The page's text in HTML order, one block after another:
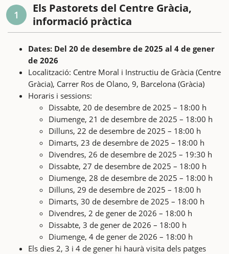
1
Els Pastorets del Centre Gràcia,
informació pràctica
Dates: Del 20 de desembre de 2025 al 4 de gener
de 2026
Localització: Centre Moral i Instructiu de Gràcia (Centre
Gràcia), Carrer Ros de Olano, 9, Barcelona (Gràcia)
Horaris i sessions:
Dissabte, 20 de desembre de 2025 – 18:00 h
Diumenge, 21 de desembre de 2025 – 18:00 h
Dilluns, 22 de desembre de 2025 – 18:00 h
Dimarts, 23 de desembre de 2025 – 18:00 h
Divendres, 26 de desembre de 2025 – 19:30 h
Dissabte, 27 de desembre de 2025 – 18:00 h
Diumenge, 28 de desembre de 2025 – 18:00 h
Dilluns, 29 de desembre de 2025 – 18:00 h
Dimarts, 30 de desembre de 2025 – 18:00 h
Divendres, 2 de gener de 2026 – 18:00 h
Dissabte, 3 de gener de 2026 – 18:00 h
Diumenge, 4 de gener de 2026 – 18:00 h
Els dies 2, 3 i 4 de gener hi haurà visita dels patges